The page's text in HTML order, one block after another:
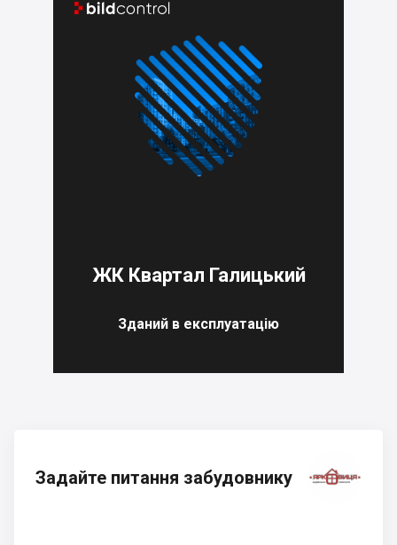
 
ЖК Квартал Галицький
Зданий в експлуатацію
Задайте питання забудовнику